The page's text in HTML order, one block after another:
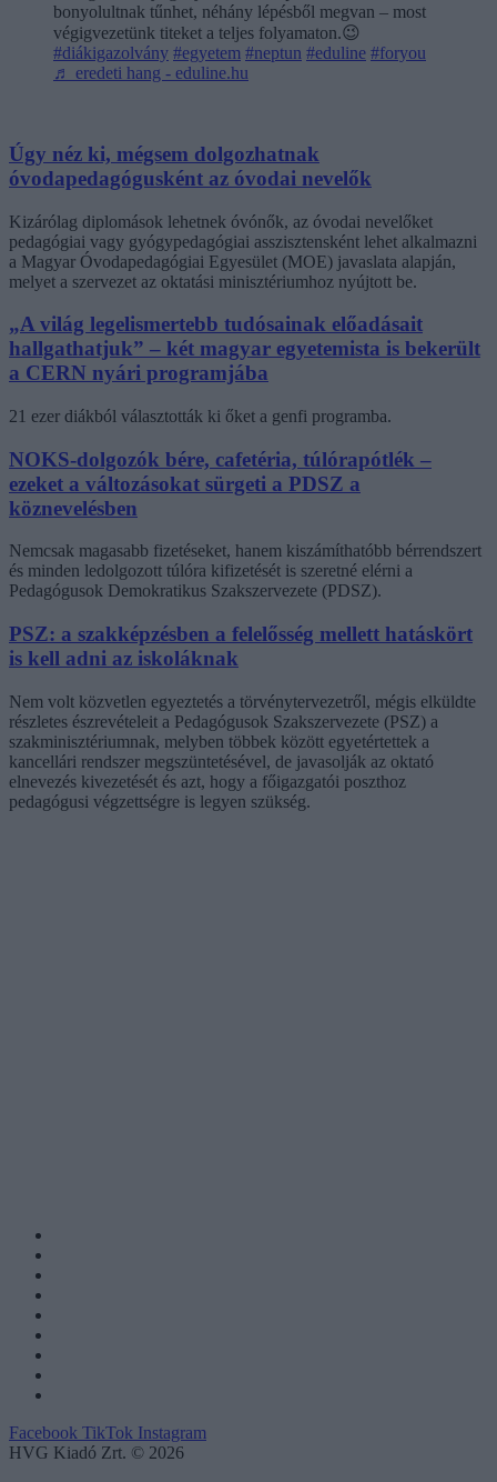
bonyolultnak tűnhet, néhány lépésből megvan – most
végigvezetünk titeket a teljes folyamaton.😉
#diákigazolvány #egyetem #neptun #eduline #foryou
♬ eredeti hang - eduline.hu
Úgy néz ki, mégsem dolgozhatnak
óvodapedagógusként az óvodai nevelők
Kizárólag diplomások lehetnek óvónők, az óvodai nevelőket
pedagógiai vagy gyógypedagógiai asszisztensként lehet alkalmazni
a Magyar Óvodapedagógiai Egyesület (MOE) javaslata alapján,
melyet a szervezet az oktatási minisztériumhoz nyújtott be.
„A világ legelismertebb tudósainak előadásait
hallgathatjuk” – két magyar egyetemista is bekerült
a CERN nyári programjába
21 ezer diákból választották ki őket a genfi programba.
NOKS-dolgozók bére, cafetéria, túlórapótlék –
ezeket a változásokat sürgeti a PDSZ a
köznevelésben
Nemcsak magasabb fizetéseket, hanem kiszámíthatóbb bérrendszert
és minden ledolgozott túlóra kifizetését is szeretné elérni a
Pedagógusok Demokratikus Szakszervezete (PDSZ).
PSZ: a szakképzésben a felelősség mellett hatáskört
is kell adni az iskoláknak
Nem volt közvetlen egyeztetés a törvénytervezetről, mégis elküldte
részletes észrevételeit a Pedagógusok Szakszervezete (PSZ) a
szakminisztériumnak, melyben többek között egyetértettek a
kancellári rendszer megszüntetésével, de javasolják az oktató
elnevezés kivezetését és azt, hogy a főigazgatói poszthoz
pedagógusi végzettségre is legyen szükség.
Facebook TikTok Instagram
HVG Kiadó Zrt. © 2026